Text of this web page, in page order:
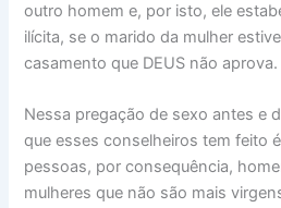
outro homem e, por isto, ele
ilícita, se o marido da mulher
casamento que DEUS não aprova.
Nessa pregação de sexo antes e
que esses conselheiros tem feito
pessoas, por consequência,
mulheres que não são mais